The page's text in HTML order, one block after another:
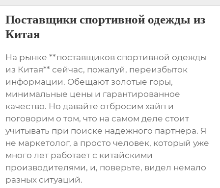
Поставщики спортивной одежды из
Китая
На рынке **поставщиков спортивной одежды
из Китая** сейчас, пожалуй, переизбыток
информации. Обещают золотые горы,
минимальные цены и гарантированное
качество. Но давайте отбросим хайп и
поговорим о том, что на самом деле стоит
учитывать при поиске надежного партнера. Я
не маркетолог, а просто человек, который уже
много лет работает с китайскими
производителями, и, поверьте, видел немало
разных ситуаций.